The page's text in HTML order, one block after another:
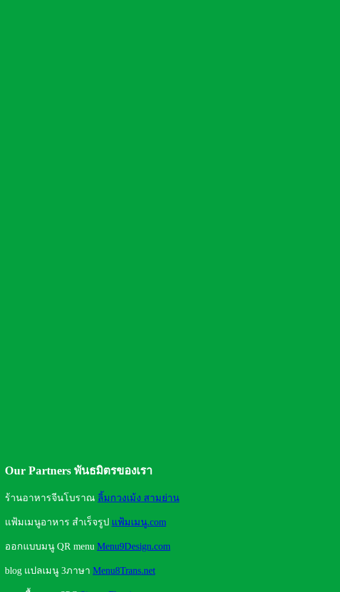
Our Partners พันธมิตรของเรา
ร้านอาหารจีนโบราณ ลิ้มกวงเม้ง สามย่าน
แฟ้มเมนูอาหาร สำเร็จรูป แฟ้มเมนู.com
ออกแบบมนู QR menu Menu9Design.com
blog แปลเมนู 3ภาษา Menu8Trans.net